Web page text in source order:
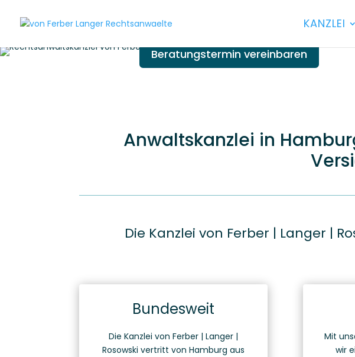
KANZLEI
Beratungstermin vereinbaren
Anwaltskanzlei in
Die Kanzlei von Ferber | Langer |
Bundesweit
Die Kanzlei von Ferber | Langer |
Rosowski vertritt von Hamburg aus
Mit
wir